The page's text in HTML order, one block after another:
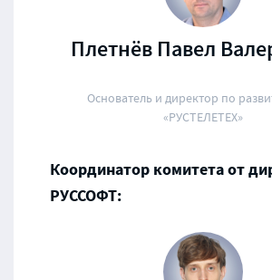
Плетнёв Павел
Основатель и директор по
«РУСТЕЛЕТЕХ»
Координатор комитета от
РУССОФТ: